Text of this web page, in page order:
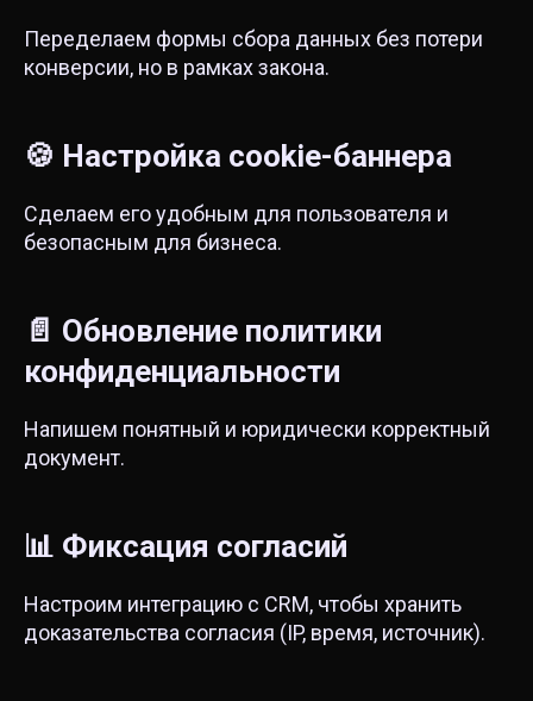
Переделаем формы сбора данных без потери
конверсии, но в рамках закона.
🍪 Настройка cookie-баннера
Сделаем его удобным для пользователя и
безопасным для бизнеса.
📄 Обновление политики
конфиденциальности
Напишем понятный и юридически корректный
документ.
📊 Фиксация согласий
Настроим интеграцию с CRM, чтобы хранить
доказательства согласия (IP, время, источник).